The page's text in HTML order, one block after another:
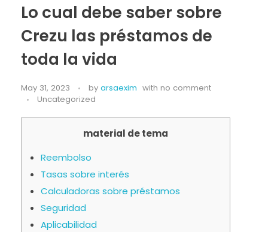
Lo cual debe saber sobre
Crezu las préstamos de
toda la vida
May 31, 2023 by arsaexim with no comment
Uncategorized
material de tema
Reembolso
Tasas sobre interés
Calculadoras sobre préstamos
Seguridad
Aplicabilidad